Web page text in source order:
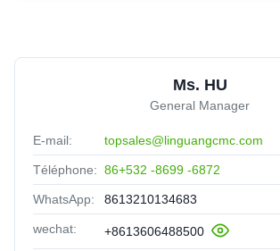
Ms. HU
General Manager
E-mail: topsales@linguangcmc.com
Téléphone: 86+532 -8699 -6872
WhatsApp: 8613210134683
wechat: +8613606488500